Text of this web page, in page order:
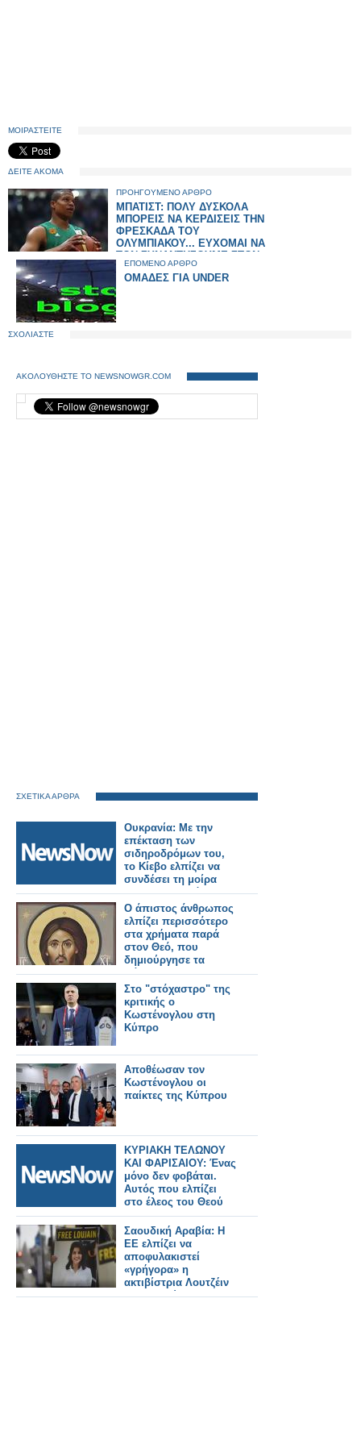
ΜΟΙΡΑΣΤΕΙΤΕ
ΔΕΙΤΕ ΑΚΟΜΑ
ΠΡΟΗΓΟΥΜΕΝΟ ΑΡΘΡΟ
ΜΠΑΤΙΣΤ: ΠΟΛΥ ΔΥΣΚΟΛΑ
ΜΠΟΡΕΙΣ ΝΑ ΚΕΡΔΙΣΕΙΣ ΤΗΝ
ΦΡΕΣΚΑΔΑ ΤΟΥ
ΟΛΥΜΠΙΑΚΟΥ... ΕΥΧΟΜΑΙ ΝΑ
ΤΟΝ ΣΥΝΑΝΤΗΣΟΥΜΕ ΣΤΟΝ
ΤΕΛΙΚΟ ΤΟΥ FINAL4
ΕΠΟΜΕΝΟ ΑΡΘΡΟ
ΟΜΑΔΕΣ ΓΙΑ UNDER
ΣΧΟΛΙΑΣΤΕ
ΑΚΟΛΟΥΘΗΣΤΕ ΤΟ NEWSNOWGR.COM
ΣΧΕΤΙΚΑ ΑΡΘΡΑ
Ουκρανία: Με την
επέκταση των
σιδηροδρόμων του,
το Κίεβο ελπίζει να
συνδέσει τη μοίρα
του με την υπόλοιπη
ήπειρο.
Ο άπιστος άνθρωπος
ελπίζει περισσότερο
στα χρήματα παρά
στον Θεό, που
δημιούργησε τα
πάντα
Στο "στόχαστρο" της
κριτικής ο
Κωστένογλου στη
Κύπρο
Αποθέωσαν τον
Κωστένογλου οι
παίκτες της Κύπρου
ΚΥΡΙΑΚΗ ΤΕΛΩΝΟΥ
ΚΑΙ ΦΑΡΙΣΑΙΟΥ: Ένας
μόνο δεν φοβάται.
Αυτός που ελπίζει
στο έλεος του Θεού
Σαουδική Αραβία: Η
ΕΕ ελπίζει να
αποφυλακιστεί
«γρήγορα» η
ακτιβίστρια Λουτζέιν
αλ Χαδλούλ